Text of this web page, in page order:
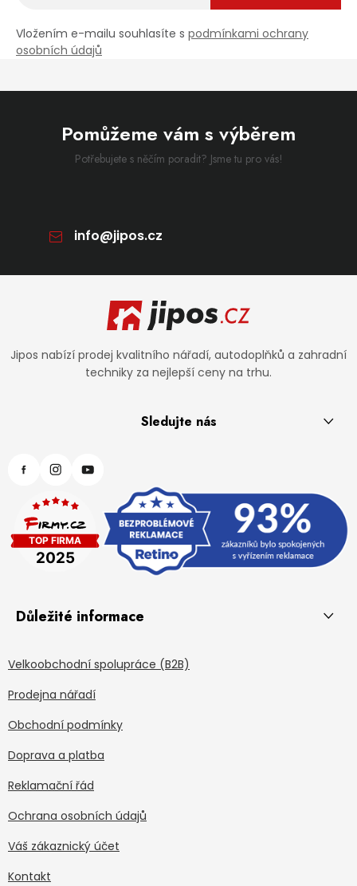
Vložením e-mailu souhlasíte s podmínkami ochrany
osobních údajů
Pomůžeme vám s výběrem
Potřebujete s něčím poradit? Jsme tu pro vás!
info@jipos.cz
Jipos nabízí prodej kvalitního nářadí, autodoplňků a zahradní
techniky za nejlepší ceny na trhu.
Sledujte nás
Důležité informace
Velkoobchodní spolupráce (B2B)
Prodejna nářadí
Obchodní podmínky
Doprava a platba
Reklamační řád
Ochrana osobních údajů
Váš zákaznický účet
Kontakt